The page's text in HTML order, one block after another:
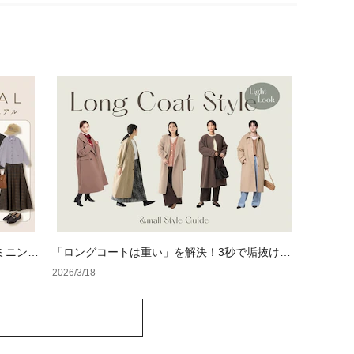
ンカ
「ロングコートは重い」を解決！3秒で垢抜け
る、大人のための「軽やか見え」着こなし術
2026/3/18